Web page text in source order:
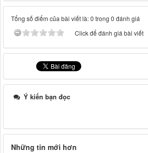
Tổng số điểm của bài viết là: 0 trong 0 đánh giá
Click để đánh giá bài viết
Ý kiến bạn đọc
Những tin mới hơn